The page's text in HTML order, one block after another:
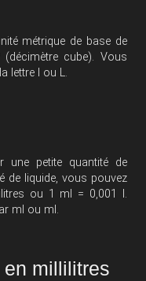
métrique de base de
cube). Vous
lettre l ou L.
une petite quantité de
de liquide, vous pouvez
ou 1 ml = 0,001 l.
ml ou ml.
millilitres